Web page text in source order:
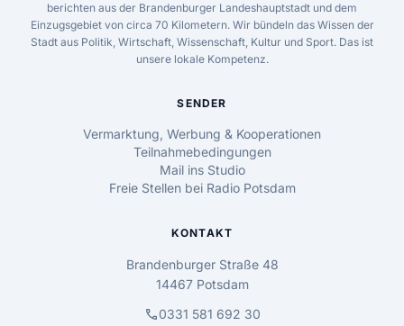
berichten aus der Brandenburger Landeshauptstadt und dem
Einzugsgebiet von circa 70 Kilometern. Wir bündeln das Wissen der
Stadt aus Politik, Wirtschaft, Wissenschaft, Kultur und Sport. Das ist
unsere lokale Kompetenz.
SENDER
Vermarktung, Werbung & Kooperationen
Teilnahmebedingungen
Mail ins Studio
Freie Stellen bei Radio Potsdam
KONTAKT
Brandenburger Straße 48
14467 Potsdam
call0331 581 692 30